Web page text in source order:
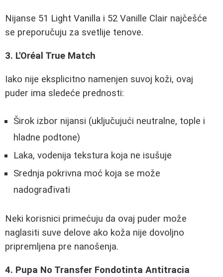
Nijanse 51 Light Vanilla i 52 Vanille Clair najčešće
se preporučuju za svetlije tenove.
3. L'Oréal True Match
Iako nije eksplicitno namenjen suvoj koži, ovaj
puder ima sledeće prednosti:
Širok izbor nijansi (uključujući neutralne, tople i
hladne podtone)
Laka, vodenija tekstura koja ne isušuje
Srednja pokrivna moć koja se može
nadograđivati
Neki korisnici primećuju da ovaj puder može
naglasiti suve delove ako koža nije dovoljno
pripremljena pre nanošenja.
4. Pupa No Transfer Fondotinta Antitracia